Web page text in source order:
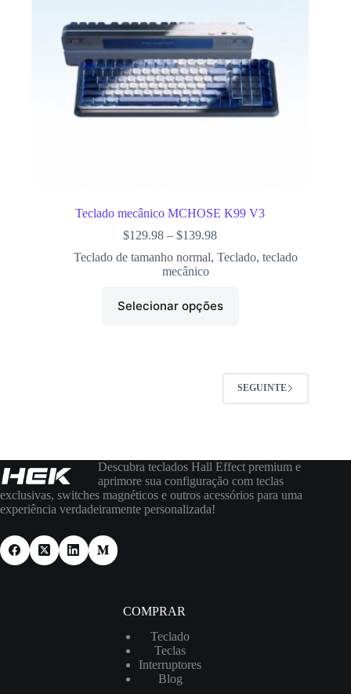
Teclado mecânico MCHOSE K99 V3
$129.98 – $139.98
Teclado de tamanho normal,Teclado,teclado
mecânico
Selecionar opções
SEGUINTE
Descubra teclados Hall Effect premium e
aprimore sua configuração com teclas
exclusivas, switches magnéticos e outros acessórios para uma
experiência verdadeiramente personalizada!
COMPRAR
Teclado
Teclas
Interruptores
Blog